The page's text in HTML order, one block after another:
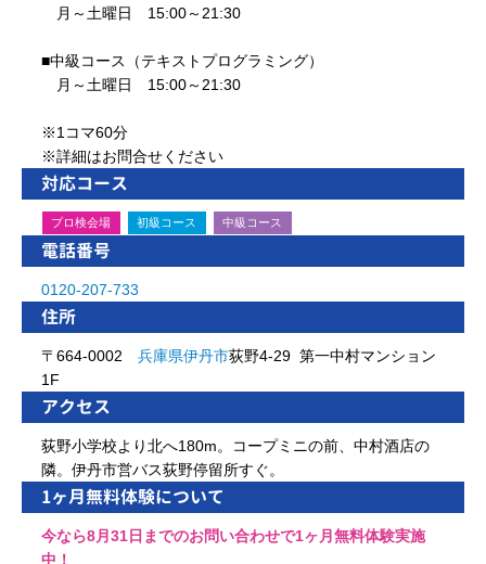
月～土曜日 15:00～21:30
■中級コース（テキストプログラミング）
月～土曜日 15:00～21:30
※1コマ60分
※詳細はお問合せください
対応コース
プロ検会場 初級コース 中級コース
電話番号
0120-207-733
住所
〒664-0002 兵庫県伊丹市荻野4-29 第一中村マンション
1F
アクセス
荻野小学校より北へ180m。コープミニの前、中村酒店の
隣。伊丹市営バス荻野停留所すぐ。
1ヶ月無料体験について
今なら8月31日までのお問い合わせで1ヶ月無料体験実施
中！